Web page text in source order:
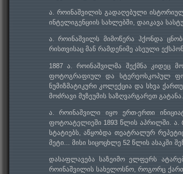
ა. როინაშვილის გადაღებული
ინტელიგენციის სახლებში, დაიკავა
ა. როინაშვილს მიმოწერა ჰქონდა
რისთვისაც მან რამდენიმე ასეული
1887 ა. როინაშვილმა შექმნა კიდეც
ფოტოგრაფიულ და სტერეოსკოპულ
ნუმიზმატიკური კოლექცია და სხვა
მოძრავი მუზეუმის საზღვარგარეთ
ა. როინაშვილი იყო ერთ-ერთი
ფოტოატელიეში 1893 წლის აპრილში. ა.
სტატიებს, აწყობდა თეატრალურ
მეტი... მისი სიცოცხლე 52 წლის ასაკში
დასაფლავება საზეიმო ელფერს
როინაშვილის სახელოსნო, როგორც